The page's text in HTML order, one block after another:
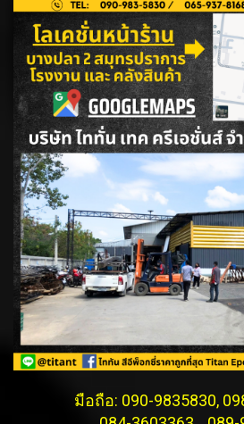
มือถือ: 090-9835830,